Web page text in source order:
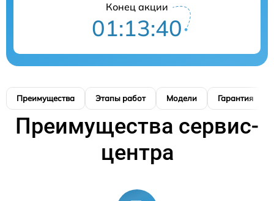
Конец акции
01:13:39
Преимущества Этапы работ Модели Гарантия
Преимущества сервис-
центра